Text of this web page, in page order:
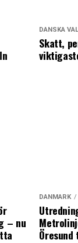
DANSKA
Skatt,
– nu
DANMARK